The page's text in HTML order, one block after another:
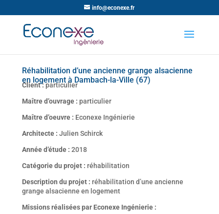
info@econexe.fr
Réhabilitation d’une ancienne grange alsacienne
en logement à Dambach-la-Ville (67)
Client :particulier
Maître d’ouvrage : particulier
Maître d’oeuvre : Econexe Ingénierie
Architecte : Julien Schirck
Année d’étude : 2018
Catégorie du projet : réhabilitation
Description du projet : réhabilitation d’une ancienne
grange alsacienne en logement
Missions réalisées par Econexe Ingénierie :